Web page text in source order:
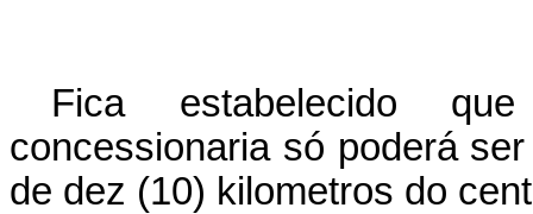
Fica estabelecido
concessionaria só poderá
de dez (10) kilometros do